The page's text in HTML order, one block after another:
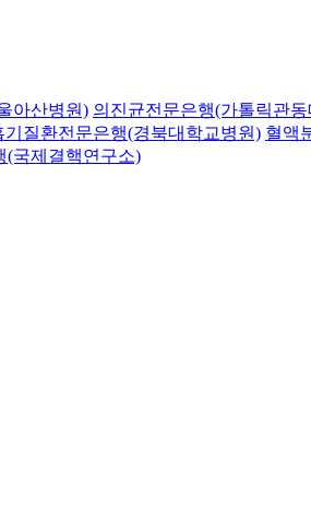
아산병원) 의진균전문은행(가톨릭관동
기질환전문은행(경북대학교병원) 혈액
(국제결핵연구소)